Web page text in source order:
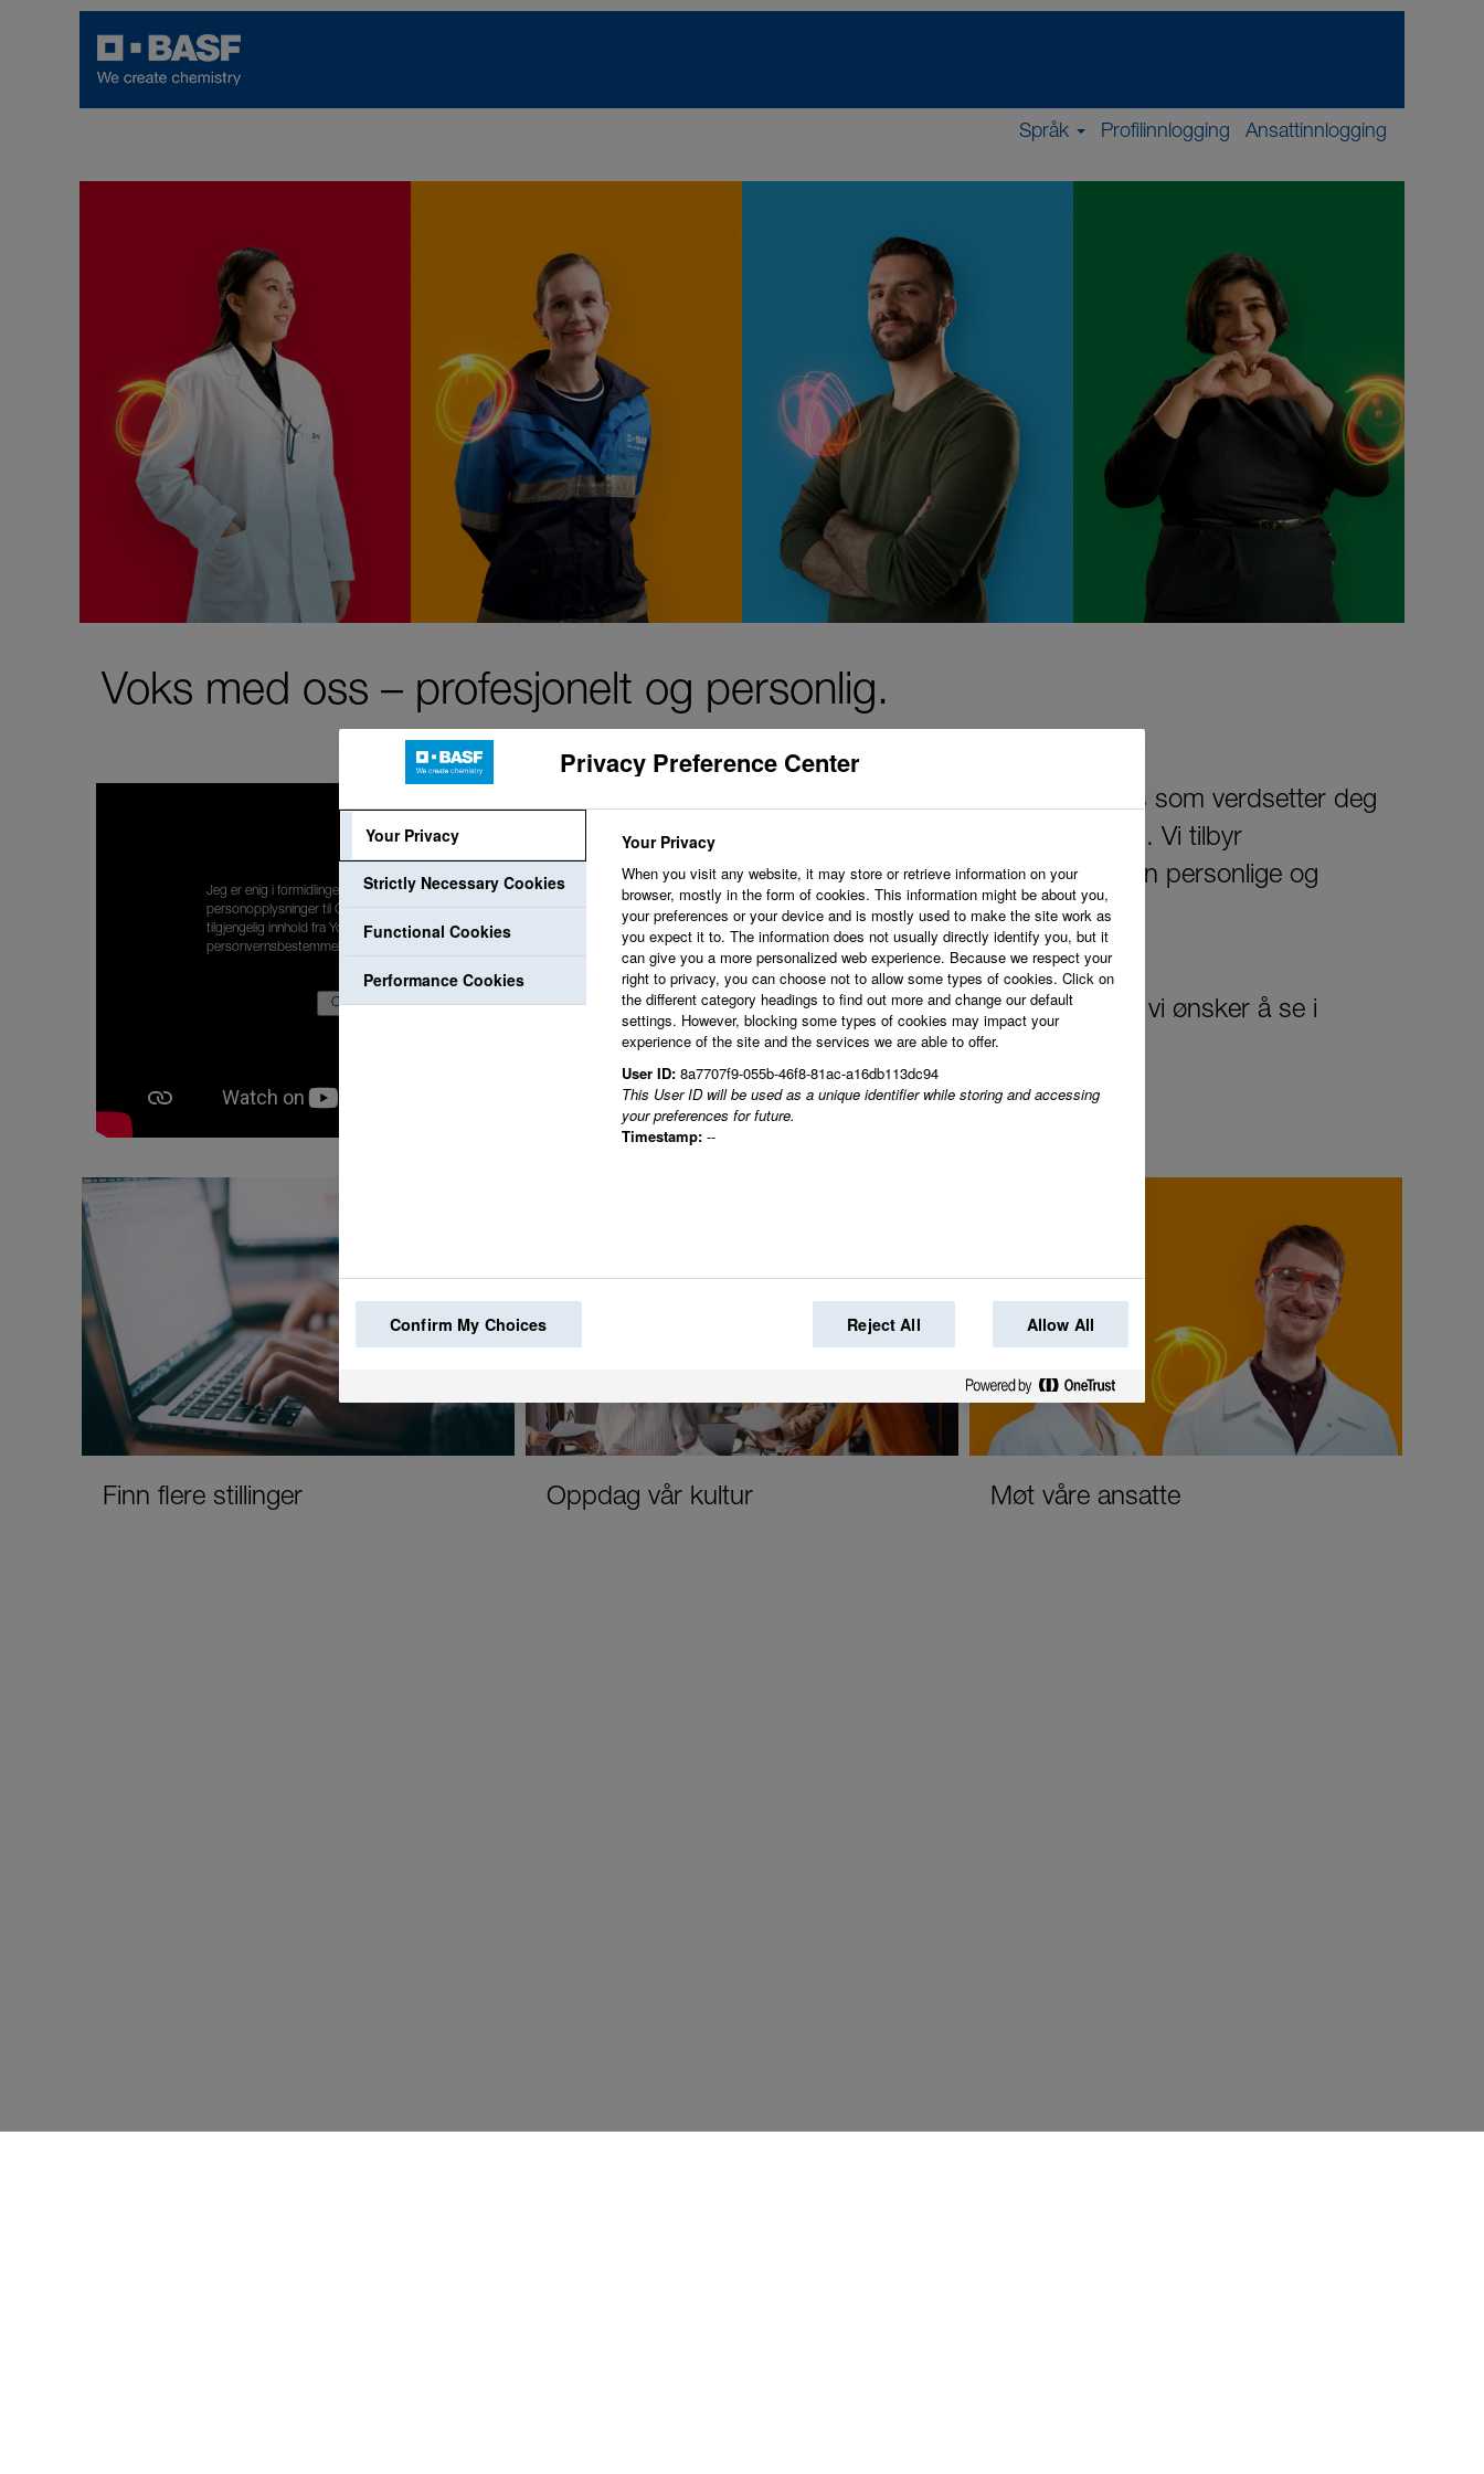
Språk Profilinnlogging Ansattinnlogging
Voks med oss – profesjonelt og personlig.
Vi ønsker å skape en arbeidsplass som verdsetter deg
og ønsker ideene dine velkommen. Vi tilbyr
utviklingsmuligheter som støtter din personlige og
profesjonelle vekst.
Sammen skaper vi den endringen vi ønsker å se i
verden.
Jeg er enig i formidlingen av mine
personopplysninger til Google, for å få vist
tilgjengelig innhold fra YouTube. Jeg har lest
personvernsbestemmelsene:
Finn flere stillinger Oppdag vår kultur Møt våre ansatte
Privacy Preference Center
Your Privacy
Strictly Necessary Cookies
Functional Cookies
Performance Cookies
Your Privacy
When you visit any website, it may store or retrieve information on your
browser, mostly in the form of cookies. This information might be about you,
your preferences or your device and is mostly used to make the site work as
you expect it to. The information does not usually directly identify you, but it
can give you a more personalized web experience. Because we respect your
right to privacy, you can choose not to allow some types of cookies. Click on
the different category headings to find out more and change our default
settings. However, blocking some types of cookies may impact your
experience of the site and the services we are able to offer.
User ID: 8a7707f9-055b-46f8-81ac-a16db113dc94
This User ID will be used as a unique identifier while storing and accessing
your preferences for future.
Timestamp: --
Confirm My Choices Reject All Allow All